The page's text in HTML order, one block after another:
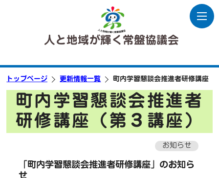
人と地域が輝く常盤協議会
トップページ 更新情報一覧 町内学習懇談会推進者研修講座（
町内学習懇談会推進者
研修講座（第３講座）
お知らせ
「町内学習懇談会推進者研修講座」のお知ら
せ